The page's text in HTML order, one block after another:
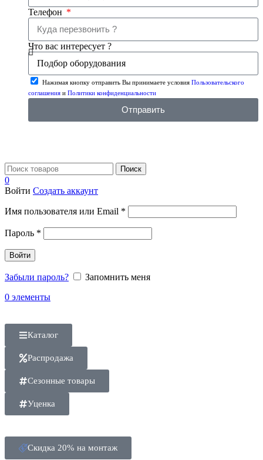
Телефон
Что вас интересует ?
Нажимая кнопку отправить Вы принимаете условия Пользовательского
соглашения и Политики конфиденциальности
Отправить
Поиск
0
Войти Создать аккаунт
Имя пользователя или Email *
Пароль *
Войти
Забыли пароль?
Запомнить меня
0 элементы
Каталог
Распродажа
Сезонные товары
Уценка
Скидка 20% на монтаж